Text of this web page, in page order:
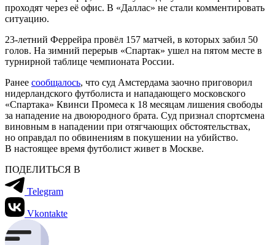
проходят через её офис. В «Даллас» не стали комментировать
ситуацию.
23-летний Феррейра провёл 157 матчей, в которых забил 50
голов. На зимний перерыв «Спартак» ушел на пятом месте в
турнирной таблице чемпионата России.
Ранее сообщалось, что суд Амстердама заочно приговорил
нидерландского футболиста и нападающего московского
«Спартака» Квинси Промеса к 18 месяцам лишения свободы
за нападение на двоюродного брата. Суд признал спортсмена
виновным в нападении при отягчающих обстоятельствах,
но оправдал по обвинениям в покушении на убийство.
В настоящее время футболист живет в Москве.
ПОДЕЛИТЬСЯ В
Telegram
Vkontakte